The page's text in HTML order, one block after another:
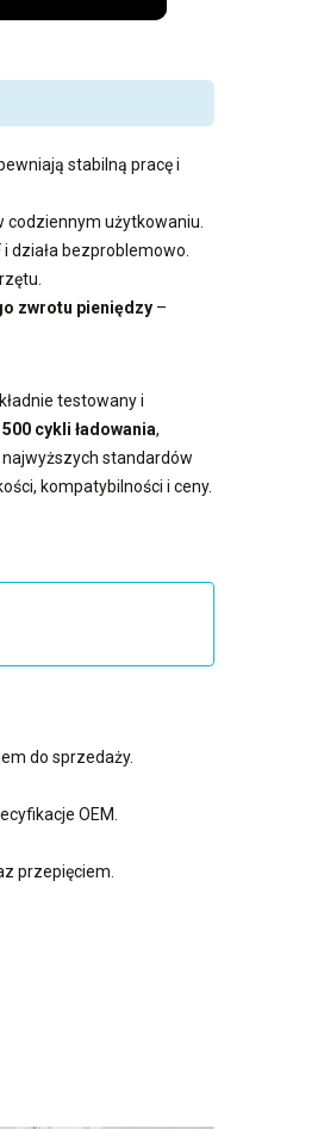
stabilną pracę i
użytkowaniu.
działa bezproblemowo.
zwrotu pieniędzy –
testowany i
500 cykli ładowania,
standardów
kompatybilności i ceny.
do sprzedaży.
OEM.
przepięciem.